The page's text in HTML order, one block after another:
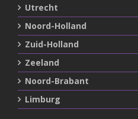
Utrecht
Noord-Holland
Zuid-Holland
Zeeland
Noord-Brabant
Limburg